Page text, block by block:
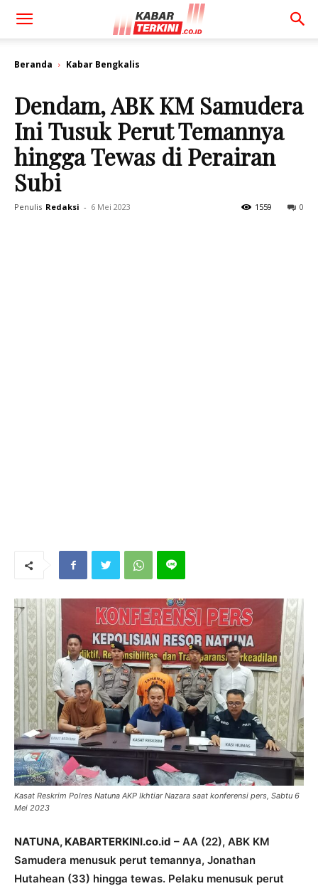
Beranda Kabar Bengkalis
Dendam, ABK KM Samudera
Ini Tusuk Perut Temannya
hingga Tewas di Perairan
Subi
Penulis Redaksi - 6 Mei 2023 0
1559
Kasat Reskrim Polres Natuna AKP Ikhtiar Nazara saat konferensi pers, Sabtu 6
Mei 2023
NATUNA, KABARTERKINI.co.id – AA (22), ABK KM
Samudera menusuk perut temannya, Jonathan
Hutahean (33) hingga tewas. Pelaku menusuk perut